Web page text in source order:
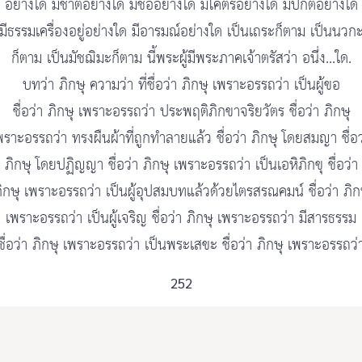
อย่างใด มีชาติอย่างใด มีชื่ออย่างใด มีโคตรอย่างใด มีปกติอย่างใด
ธรรมเครื่องอยู่อย่างใด มีอารมณ์อย่างใด เป็นเถระก็ตาม เป็นนวกะ
ก็ตาม เป็นมัชฌิมะก็ตาม นี้พระผู้มีพระภาคเจ้าตรัสว่า อนึ่ง...ใด.
บทว่า ภิกษุ ความว่า ที่ชื่อว่า ภิกษุ เพราะอรรถว่า เป็นผู้ขอ
ชื่อว่า ภิกษุ เพราะอรรถว่า ประพฤติภิกขาจริยวัตร ชื่อว่า ภิกษุ
ราะอรรถว่า ทรงผืนผ้าที่ถูกทำลายแล้ว ชื่อว่า ภิกษุ โดยสมญา ชื่อ
ภิกษุ โดยปฏิญญา ชื่อว่า ภิกษุ เพราะอรรถว่า เป็นเอหิภิกขุ ชื่อว่า
ษุ เพราะอรรถว่า เป็นผู้อุปสมบทแล้วด้วยไตรสรณคมน์ ชื่อว่า ภิ
เพราะอรรถว่า เป็นผู้เจริญ ชื่อว่า ภิกษุ เพราะอรรถว่า มีสารธรรม
อว่า ภิกษุ เพราะอรรถว่า เป็นพระเสขะ ชื่อว่า ภิกษุ เพราะอรรถว่
252